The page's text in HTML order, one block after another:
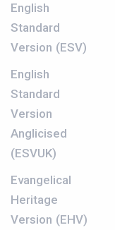
English
Standard
Version (ESV)
English
Standard
Version
Anglicised
(ESVUK)
Evangelical
Heritage
Version (EHV)